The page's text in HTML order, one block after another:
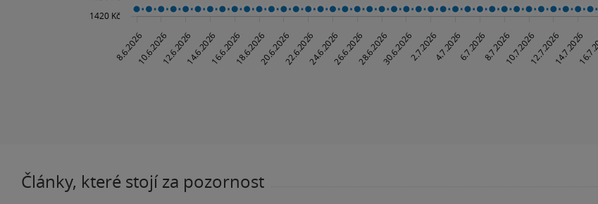
Články, které stojí za pozornost